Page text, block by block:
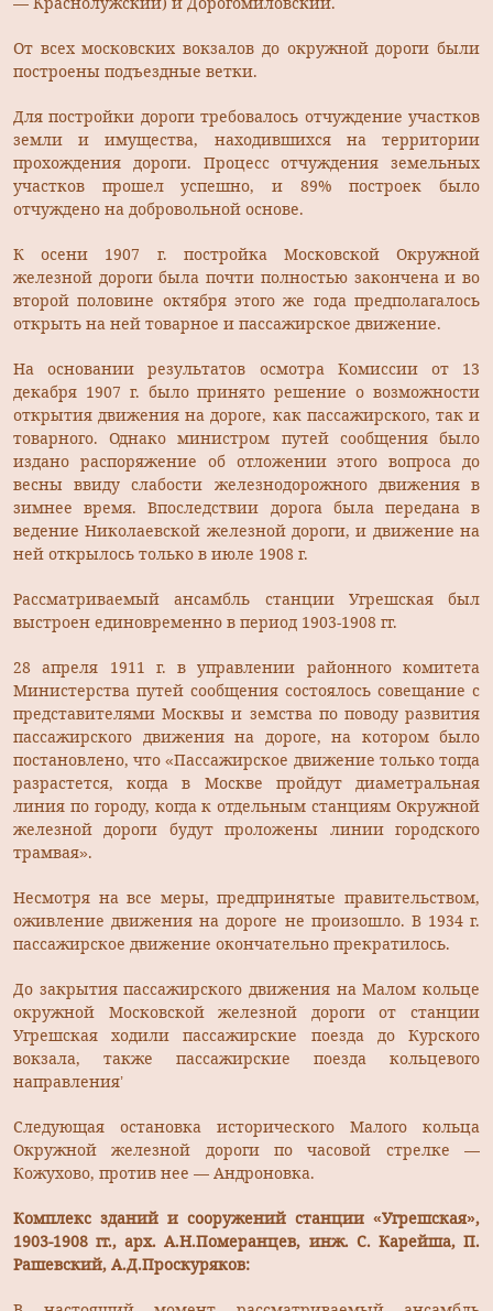
От всех московских вокзалов до окружной дороги были
построены подъездные ветки.
Для постройки дороги требовалось отчуждение участков
земли и имущества, находившихся на территории
прохождения дороги. Процесс отчуждения земельных
участков прошел успешно, и 89% построек было
отчуждено на добровольной основе.
К осени 1907 г. постройка Московской Окружной
железной дороги была почти полностью закончена и во
второй половине октября этого же года предполагалось
открыть на ней товарное и пассажирское движение.
На основании результатов осмотра Комиссии от 13
декабря 1907 г. было принято решение о возможности
открытия движения на дороге, как пассажирского, так и
товарного. Однако министром путей сообщения было
издано распоряжение об отложении этого вопроса до
весны ввиду слабости железнодорожного движения в
зимнее время. Впоследствии дорога была передана в
ведение Николаевской железной дороги, и движение на
ней открылось только в июле 1908 г.
Рассматриваемый ансамбль станции Угрешская был
выстроен единовременно в период 1903-1908 гг.
28 апреля 1911 г. в управлении районного комитета
Министерства путей сообщения состоялось совещание с
представителями Москвы и земства по поводу развития
пассажирского движения на дороге, на котором было
постановлено, что «Пассажирское движение только тогда
разрастется, когда в Москве пройдут диаметральная
линия по городу, когда к отдельным станциям Окружной
железной дороги будут проложены линии городского
трамвая».
Несмотря на все меры, предпринятые правительством,
оживление движения на дороге не произошло. В 1934 г.
пассажирское движение окончательно прекратилось.
До закрытия пассажирского движения на Малом кольце
окружной Московской железной дороги от станции
Угрешская ходили пассажирские поезда до Курского
вокзала, также пассажирские поезда кольцевого
направления’
Следующая остановка исторического Малого кольца
Окружной железной дороги по часовой стрелке —
Кожухово, против нее — Андроновка.
Комплекс зданий и сооружений станции «Угрешская»,
1903-1908 гг., арх. А.Н.Померанцев, инж. С. Карейша, П.
Рашевский, А.Д.Проскуряков: